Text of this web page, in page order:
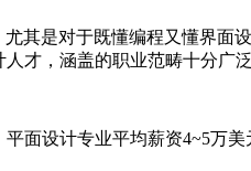
其是对于既懂编程又懂界
才，涵盖的职业范畴十分广泛
面设计专业平均薪资4~5万美